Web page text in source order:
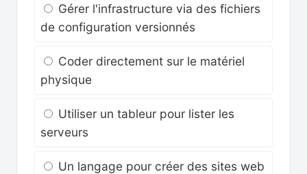
Gérer l'infrastructure via des fichiers
de configuration versionnés
Coder directement sur le matériel
physique
Utiliser un tableur pour lister les
serveurs
Un langage pour créer des sites web